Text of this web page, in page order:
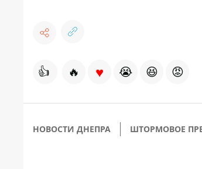
👍 🔥 ♥ 😭 😆 😡
НОВОСТИ ДНЕПРА ШТОРМОВОЕ